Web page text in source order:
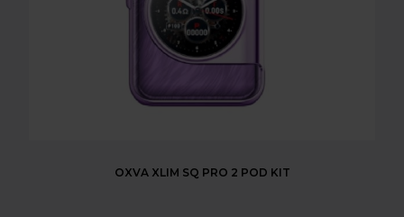
OXVA XLIM SQ PRO 2 POD KIT